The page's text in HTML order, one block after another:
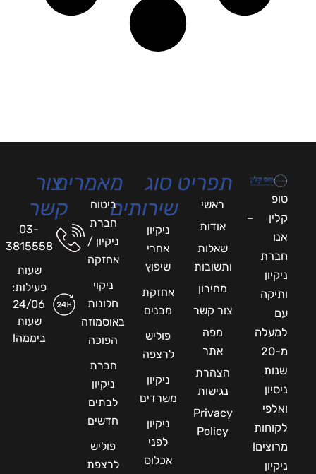
טופ
קלין –
אנו
חברת
ניקיון
ותיקה
עם
למעלה
מ-20
שנות
ניסיון
ואלפי
לקוחות
מרוצים!
ניקיון
תפריט
ראשי
אודות
שאלות
ותשובות
מחירון
צור קשר
מפה
אתר
הצהרת
נגישות
Privacy
Policy
סוג
שירותים
ניקיון
אחרי
שיפוץ
אחזקת
מבנים
פוליש
לרצפה
ניקיון
משרדים
ניקיון
לפני
אכלוס
מאמרים
ביטוח
חברת
ניקיון /
אחזקה
ניקוי
חלונות
באוסמוזה
הפוכה
חברת
ניקיון
לבתים
חדשים
פוליש
לרצפת
צור
קשר
03-
3815558
שעות
פעילות:
24/06
שעות
ביממה!